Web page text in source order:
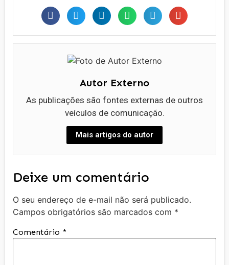
Autor Externo
As publicações são fontes externas de outros
veículos de comunicação.
Mais artigos do autor
Deixe um comentário
O seu endereço de e-mail não será publicado.
Campos obrigatórios são marcados com *
Comentário *